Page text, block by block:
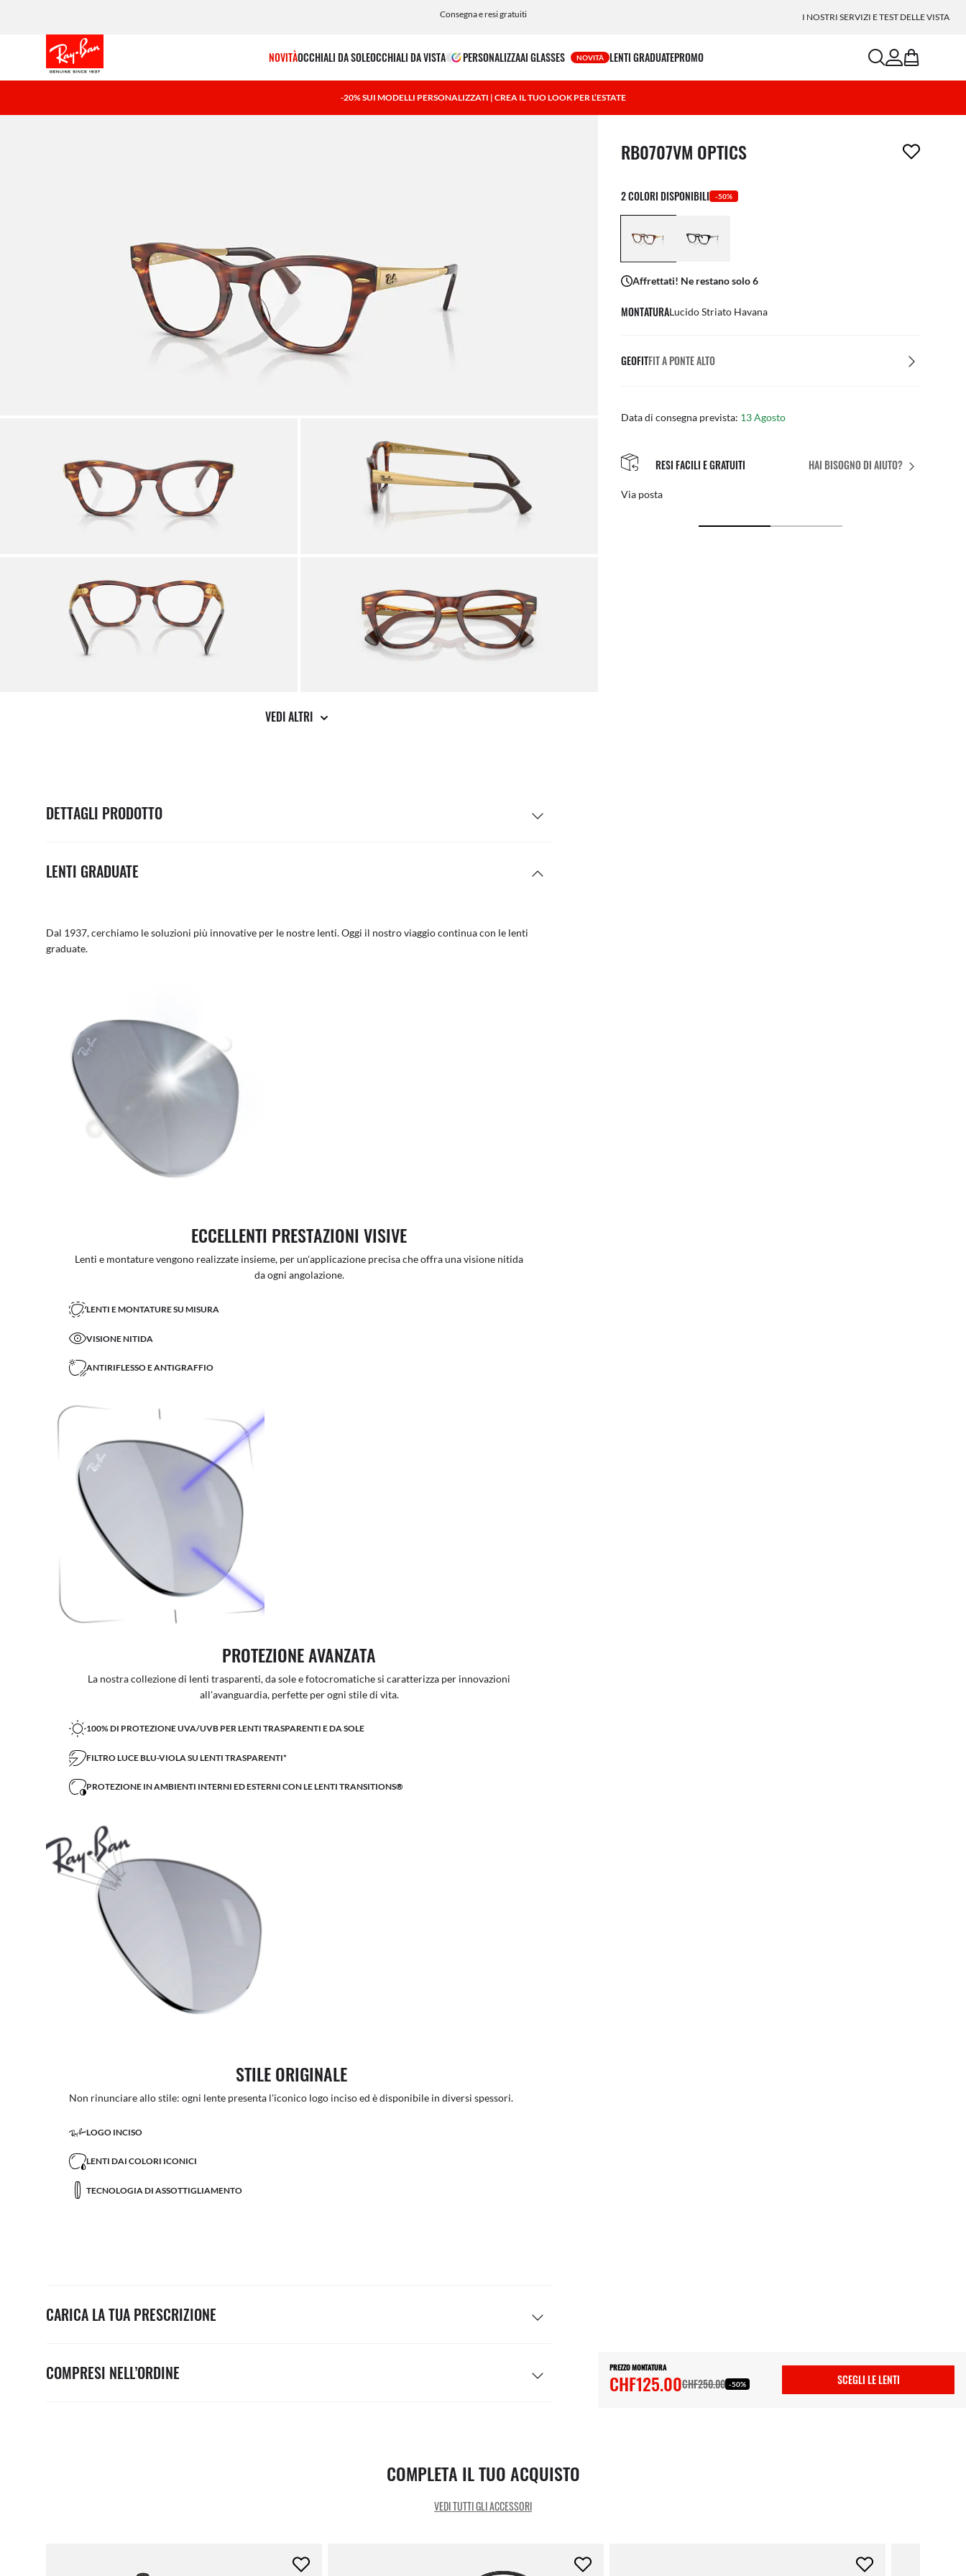
Consegna e resi gratuiti
Paga in tutta semplicità con Klarna e PayPal I NOSTRI SERVIZI E TEST DELLE VISTA
NOVITÀOCCHIALI DA SOLEOCCHIALI DA VISTA PERSONALIZZAAI GLASSES NOVITÀ LENTI GRADUATEPROMO searchaccount
bag
-20% SUI MODELLI PERSONALIZZATI | CREA IL TUO LOOK PER L’ESTATE
VEDI ALTRI
DETTAGLI PRODOTTO
LENTI GRADUATE
Dal 1937, cerchiamo le soluzioni più innovative per le nostre lenti. Oggi il nostro viaggio continua con le lenti
graduate.
ECCELLENTI PRESTAZIONI VISIVE
Lenti e montature vengono realizzate insieme, per un'applicazione precisa che offra una visione nitida
da ogni angolazione.
LENTI E MONTATURE SU MISURA
VISIONE NITIDA
ANTIRIFLESSO E ANTIGRAFFIO
PROTEZIONE AVANZATA
La nostra collezione di lenti trasparenti, da sole e fotocromatiche si caratterizza per innovazioni
all'avanguardia, perfette per ogni stile di vita.
100% DI PROTEZIONE UVA/UVB PER LENTI TRASPARENTI E DA SOLE
FILTRO LUCE BLU-VIOLA SU LENTI TRASPARENTI*
PROTEZIONE IN AMBIENTI INTERNI ED ESTERNI CON LE LENTI TRANSITIONS®
STILE ORIGINALE
Non rinunciare allo stile: ogni lente presenta l'iconico logo inciso ed è disponibile in diversi spessori.
LOGO INCISO
LENTI DAI COLORI ICONICI
TECNOLOGIA DI ASSOTTIGLIAMENTO
CARICA LA TUA PRESCRIZIONE
COMPRESI NELL’ORDINE
1 articolo è stato aggiunto alla tua wishlist
RB0707VM OPTICS
2 COLORI DISPONIBILI -50%
Affrettati! Ne restano solo 6
MONTATURALucido Striato Havana
GEOFITFIT A PONTE ALTO
Data di consegna prevista: 13 Agosto
HAI BISOGNO DI AIUTO?
RESI FACILI E GRATUITI
Via posta
PREZZO MONTATURA
CHF125.00CHF250.00 -50% SCEGLI LE LENTI
COMPLETA IL TUO ACQUISTO
VEDI TUTTI GLI ACCESSORI